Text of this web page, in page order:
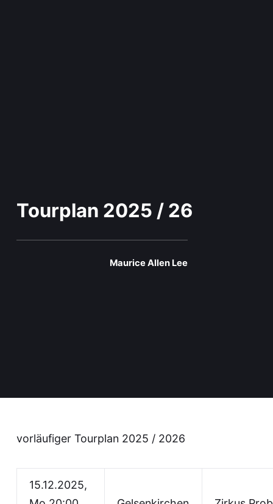
Tourplan 2025 / 26
Maurice Allen Lee
vorläufiger Tourplan 2025 / 2026
15.12.2025,